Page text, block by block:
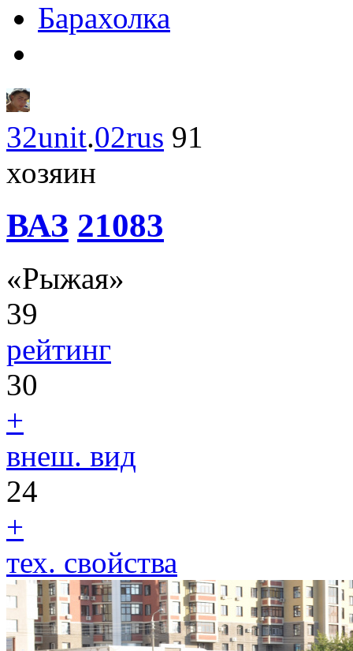
Барахолка
32unit.02rus 91
хозяин
ВАЗ 21083
«Рыжая»
39
рейтинг
30
+
внеш. вид
24
+
тех. свойства